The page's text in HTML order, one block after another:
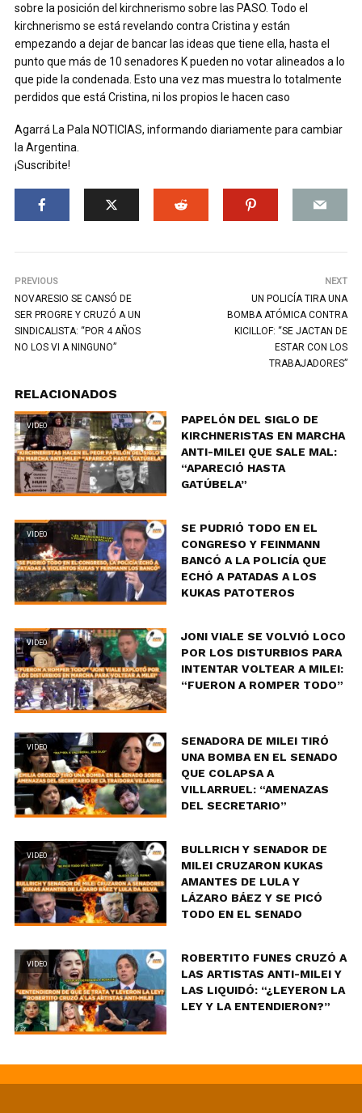
sobre la posición del kirchnerismo sobre las PASO. Todo el
kirchnerismo se está revelando contra Cristina y están
empezando a dejar de bancar las ideas que tiene ella, hasta el
punto que más de 10 senadores K pueden no votar alineados a lo
que pide la condenada. Esto una vez mas muestra lo totalmente
perdidos que está Cristina, ni los propios le hacen caso
Agarrá La Pala NOTICIAS, informando diariamente para cambiar
la Argentina.
¡Suscribite!
PREVIOUS
NOVARESIO SE CANSÓ DE
SER PROGRE Y CRUZÓ A UN
SINDICALISTA: “POR 4 AÑOS
NO LOS VI A NINGUNO”
NEXT
UN POLICÍA TIRA UNA
BOMBA ATÓMICA CONTRA
KICILLOF: “SE JACTAN DE
ESTAR CON LOS
TRABAJADORES”
RELACIONADOS
VIDEO
PAPELÓN DEL SIGLO DE
KIRCHNERISTAS EN MARCHA
ANTI-MILEI QUE SALE MAL:
“APARECIÓ HASTA
GATÚBELA”
VIDEO
SE PUDRIÓ TODO EN EL
CONGRESO Y FEINMANN
BANCÓ A LA POLICÍA QUE
ECHÓ A PATADAS A LOS
KUKAS PATOTEROS
VIDEO
JONI VIALE SE VOLVIÓ LOCO
POR LOS DISTURBIOS PARA
INTENTAR VOLTEAR A MILEI:
“FUERON A ROMPER TODO”
VIDEO
SENADORA DE MILEI TIRÓ
UNA BOMBA EN EL SENADO
QUE COLAPSA A
VILLARRUEL: “AMENAZAS
DEL SECRETARIO”
VIDEO
BULLRICH Y SENADOR DE
MILEI CRUZARON KUKAS
AMANTES DE LULA Y
LÁZARO BÁEZ Y SE PICÓ
TODO EN EL SENADO
VIDEO
ROBERTITO FUNES CRUZÓ A
LAS ARTISTAS ANTI-MILEI Y
LAS LIQUIDÓ: “¿LEYERON LA
LEY Y LA ENTENDIERON?”